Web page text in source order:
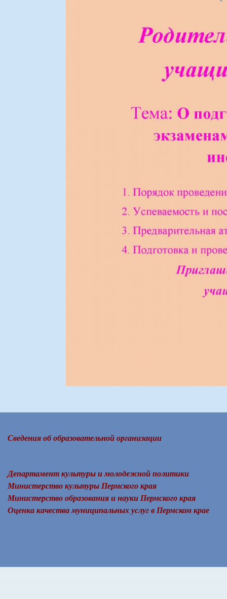
Сведения об образовательной организации
Департамент культуры и молодежной политики
Министерство культуры Пермского края
Министерство образования и науки Пермского края
Оценка качества муниципальных услуг в Пермском крае